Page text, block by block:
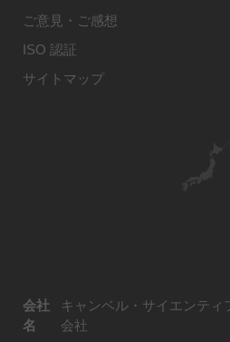
ご意見・ご感想
ISO 認証
サイトマップ
会社
名
キャンベル・サイエンティ
会社